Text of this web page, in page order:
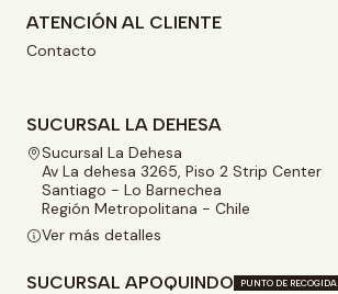
ATENCIÓN AL CLIENTE
Contacto
SUCURSAL LA DEHESA
Sucursal La Dehesa
Av La dehesa 3265, Piso 2 Strip Center
Santiago - Lo Barnechea
Región Metropolitana - Chile
Ver más detalles
SUCURSAL APOQUINDO PUNTO DE RECOGIDA